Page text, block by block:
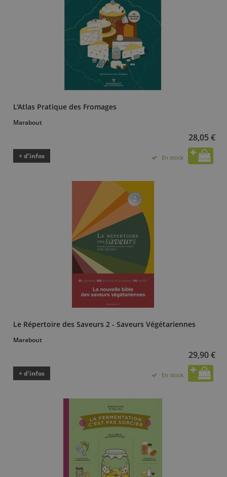
L'Atlas Pratique des Fromages
Marabout
28,05 €
+ d’infos En stock
Le Répertoire des Saveurs 2 - Saveurs Végétariennes
Marabout
29,90 €
+ d’infos En stock